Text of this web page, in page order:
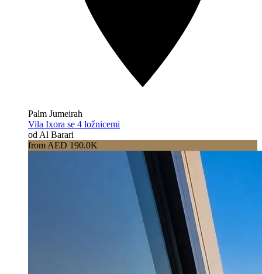
Palm Jumeirah
Vila Ixora se 4 ložnicemi
od Al Barari
from AED 190.0K